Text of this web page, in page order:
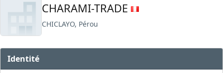
CHARAMI-TRADE
CHICLAYO, Pérou
Identité